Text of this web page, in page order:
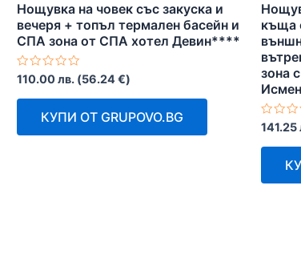
Нощувка на човек със закуска и
вечеря + топъл термален басейн и
СПА зона от СПА хотел Девин****
Оценено
с
0
110.00лв. (56.24€)
КУПИ ОТ GRUPOVO.BG
къща
зона
с
0
141.25